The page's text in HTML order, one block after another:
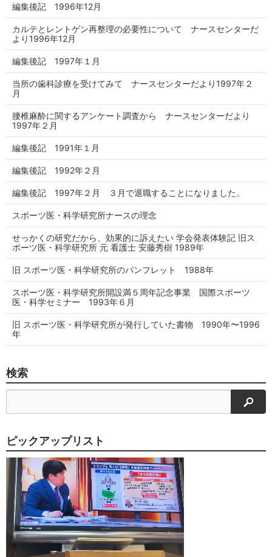
編集後記 1996年12月
カルテとレントゲン再整理の必要性について ナースセンターだ
より1996年12月
編集後記 1997年１月
当所の歯科診療を受けてみて ナースセンターだより1997年２
月
腰椎麻酔に関するアンケート調査から ナースセンターだより
1997年２月
編集後記 1991年１月
編集後記 1992年２月
編集後記 1997年２月 ３月で退職することになりました。
スポーツ医・科学研究所ナースの理念
せっかくの研究だから、効果的に訴えたい 学会発表体験記 旧ス
ポーツ医・科学研究所 元 看護士 安藤秀樹 1989年
旧 スポーツ医・科学研究所のパンフレット 1988年
スポーツ医・科学研究所開設満５周年記念事業 国際スポーツ
医・科学セミナー 1993年６月
旧 スポーツ医・科学研究所が発行していた書物 1990年〜1996
年
検索
検索
ピックアップリスト